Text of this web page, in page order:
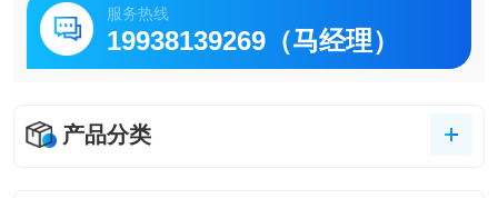
服务热线
19938139269（马经理）
产品分类